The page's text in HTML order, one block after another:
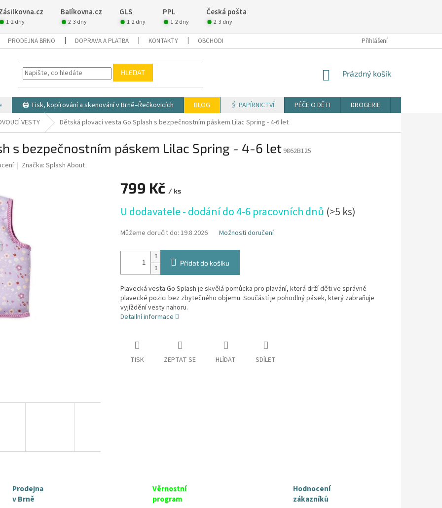
Balíkovna.cz GLS PPL Česká pošta
1-2 dny 2-3 dny 1-2 dny 1-2 dny 2-3 dny
PRODEJNA BRNO DOPRAVA A PLATBA KONTAKTY OBCHODNÍ PODMÍNKY Přihlášení
HLEDAT
NÁKUPNÍ
Prázdný košík
🖨️ Tisk, kopírování a skenování v Brně–Řečkovicích BLOG 🖇️ PAPÍRNICTVÍ PÉČE O DĚTI DROGERIE
VESTY Dětská plovací vesta Go Splash s bezpečnostním páskem Lilac Spring - 4-6 let
s bezpečnostním páskem Lilac Spring - 4-6 let 9862B125
Značka:Splash About
799 Kč / ks
cena:
U dodavatele - dodání do 4-6 pracovních dnů (>5 ks)
Můžeme doručit do: 19.8.2026 Možnosti doručení
Přidat do košíku
Plavecká vesta Go Splash je skvělá pomůcka pro plavání, která drží děti ve správné
plavecké pozici bez zbytečného objemu. Součástí je pohodlný pásek, který zabraňuje
vyjíždění vesty nahoru.
Detailní informace
TISK ZEPTAT SE HLÍDAT SDÍLET
Prodejna
v Brně
Věrnostní
program
Hodnocení
zákazníků